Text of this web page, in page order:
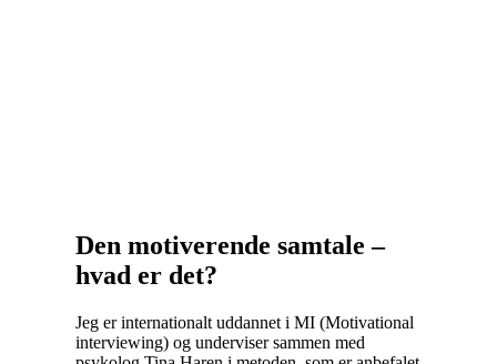
Den motiverende samtale –
hvad er det?
Jeg er internationalt uddannet i MI (Motivational
interviewing) og underviser sammen med